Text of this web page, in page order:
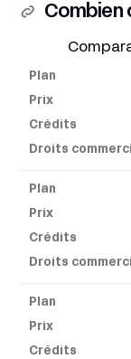
Combien
Plan
Crédits
Droits
commerciaux